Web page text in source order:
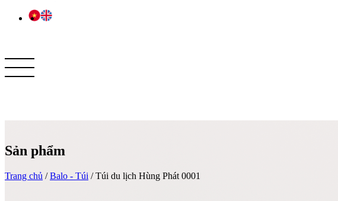
Sản phẩm
Trang chủ /Balo - Túi /Túi du lịch Hùng Phát 0001